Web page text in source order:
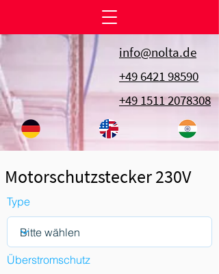
info@nolta.de
+49 6421 98590
+49 1511 2078308
Motorschutzstecker 230V
Type
Überstromschutz